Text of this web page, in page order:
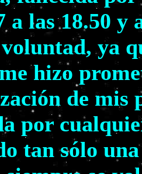
a las 18.50
ya
hizo
de mis
por
tan sólo